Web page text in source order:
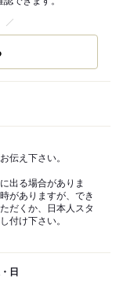
伝え下さい。
出る場合がありま
がありますが、でき
だくか、日本人スタ
付け下さい。
日